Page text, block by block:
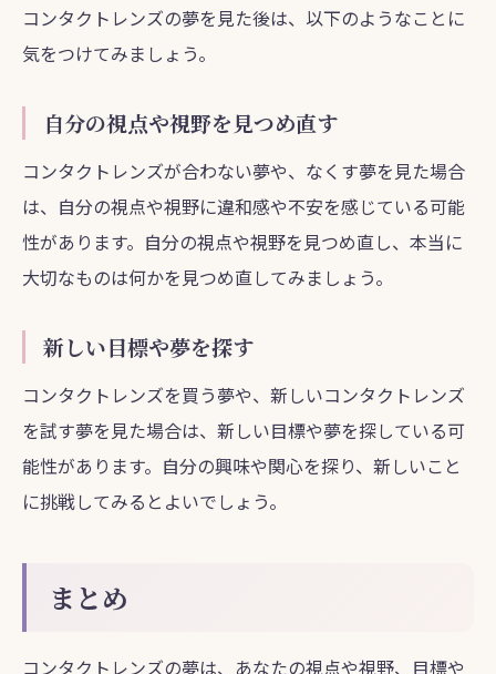
コンタクトレンズの夢を見た後は、以下のようなことに
気をつけてみましょう。
自分の視点や視野を見つめ直す
コンタクトレンズが合わない夢や、なくす夢を見た場合
は、自分の視点や視野に違和感や不安を感じている可能
性があります。自分の視点や視野を見つめ直し、本当に
大切なものは何かを見つめ直してみましょう。
新しい目標や夢を探す
コンタクトレンズを買う夢や、新しいコンタクトレンズ
を試す夢を見た場合は、新しい目標や夢を探している可
能性があります。自分の興味や関心を探り、新しいこと
に挑戦してみるとよいでしょう。
まとめ
コンタクトレンズの夢は、あなたの視点や視野、目標や